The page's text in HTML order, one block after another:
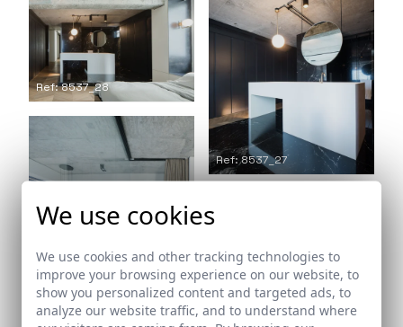
Ref: 8537_27
Ref: 8537_28
Ref: 8537_29
We use cookies
We use cookies and other tracking technologies to
improve your browsing experience on our website, to
show you personalized content and targeted ads, to
analyze our website traffic, and to understand where